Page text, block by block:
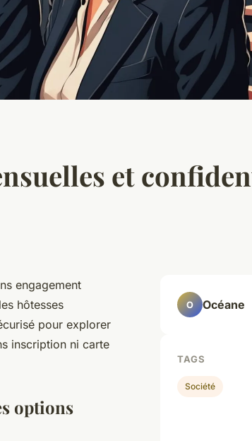
et
engagement
hôtesses
pour explorer
inscription ni carte
options
O Océane
TAGS
Société